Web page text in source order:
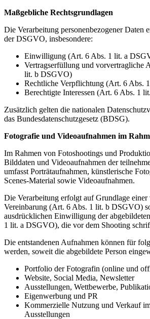
Maßgebliche Rechtsgrundlagen
Die Verarbeitung personenbezogener Daten
der DSGVO, insbesondere:
Einwilligung (Art. 6 Abs. 1 lit. a
Vertragserfüllung und vorvertragliche
lit. b DSGVO)
Rechtliche Verpflichtung (Art. 6 Abs.
Berechtigte Interessen (Art. 6 Abs. 1
Zusätzlich gelten die nationalen
das Bundesdatenschutzgesetz (BDSG).
Fotografie und Videoaufnahmen im
Im Rahmen von Fotoshootings und
Bilddaten und Videoaufnahmen der
umfasst Porträtaufnahmen, künstlerische
Scenes-Material sowie Videoaufnahmen.
Die Verarbeitung erfolgt auf Grundlage einer
Vereinbarung (Art. 6 Abs. 1 lit. b DSGVO)
ausdrücklichen Einwilligung der
1 lit. a DSGVO), die vor dem Shooting
Die entstandenen Aufnahmen können für
werden, soweit die abgebildete Person
Portfolio der Fotografin (online und
Website, Social Media, Newsletter
Ausstellungen, Wettbewerbe,
Eigenwerbung und PR
Kommerzielle Nutzung und Verkauf
Ausstellungen